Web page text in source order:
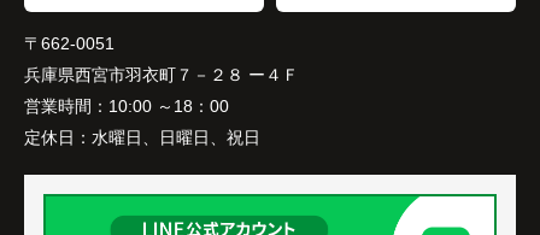
〒662-0051
兵庫県西宮市羽衣町７－２８ ー４Ｆ
営業時間： 10:00 ～18：00
定休日： 水曜日、日曜日、祝日